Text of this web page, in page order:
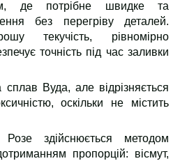
де потрібне швидке та
без перегріву деталей.
текучість, рівномірно
точність під час заливки
Вуда, але відрізняється
оскільки не містить
здійснюється методом
пропорцій: вісмут,